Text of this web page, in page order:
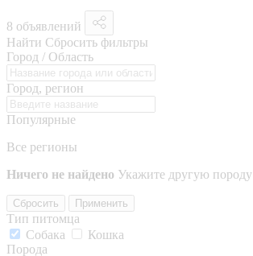
8 объявлений
Найти Сбросить фильтры
Город / Область
Город, регион
Популярные
Все регионы
Ничего не найдено Укажите другую породу
Сбросить Применить
Тип питомца
Собака
Кошка
Порода